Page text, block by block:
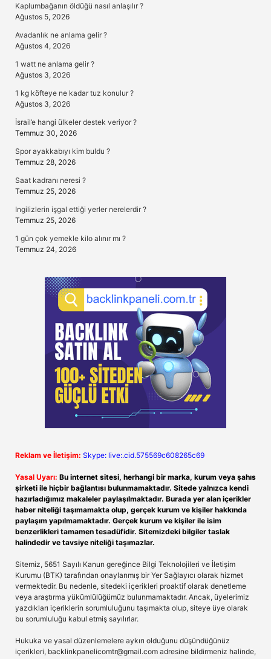
Kaplumbağanın öldüğü nasıl anlaşılır ?
Ağustos 5, 2026
Avadanlık ne anlama gelir ?
Ağustos 4, 2026
1 watt ne anlama gelir ?
Ağustos 3, 2026
1 kg köfteye ne kadar tuz konulur ?
Ağustos 3, 2026
İsrail’e hangi ülkeler destek veriyor ?
Temmuz 30, 2026
Spor ayakkabıyı kim buldu ?
Temmuz 28, 2026
Saat kadranı neresi ?
Temmuz 25, 2026
Ingilizlerin işgal ettiği yerler nerelerdir ?
Temmuz 25, 2026
1 gün çok yemekle kilo alınır mı ?
Temmuz 24, 2026
Reklam ve İletişim: Skype: live:.cid.575569c608265c69
Yasal Uyarı: Bu internet sitesi, herhangi bir marka, kurum veya şahıs
şirketi ile hiçbir bağlantısı bulunmamaktadır. Sitede yalnızca kendi
hazırladığımız makaleler paylaşılmaktadır. Burada yer alan içerikler
haber niteliği taşımamakta olup, gerçek kurum ve kişiler hakkında
paylaşım yapılmamaktadır. Gerçek kurum ve kişiler ile isim
benzerlikleri tamamen tesadüfidir. Sitemizdeki bilgiler taslak
halindedir ve tavsiye niteliği taşımazlar.
Sitemiz, 5651 Sayılı Kanun gereğince Bilgi Teknolojileri ve İletişim
Kurumu (BTK) tarafından onaylanmış bir Yer Sağlayıcı olarak hizmet
vermektedir. Bu nedenle, sitedeki içerikleri proaktif olarak denetleme
veya araştırma yükümlülüğümüz bulunmamaktadır. Ancak, üyelerimiz
yazdıkları içeriklerin sorumluluğunu taşımakta olup, siteye üye olarak
bu sorumluluğu kabul etmiş sayılırlar.
Hukuka ve yasal düzenlemelere aykırı olduğunu düşündüğünüz
içerikleri, backlinkpanelicomtr@gmail.com adresine bildirmeniz halinde,